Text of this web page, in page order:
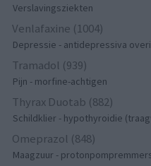
Verslavingsziekten
Venlafaxine (1004)
Depressie - antidepressiva
Tramadol (939)
Pijn - morfine-achtigen
Thyrax Duotab (882)
Schildklier - hypothyroidie
Omeprazol (848)
Maagzuur -